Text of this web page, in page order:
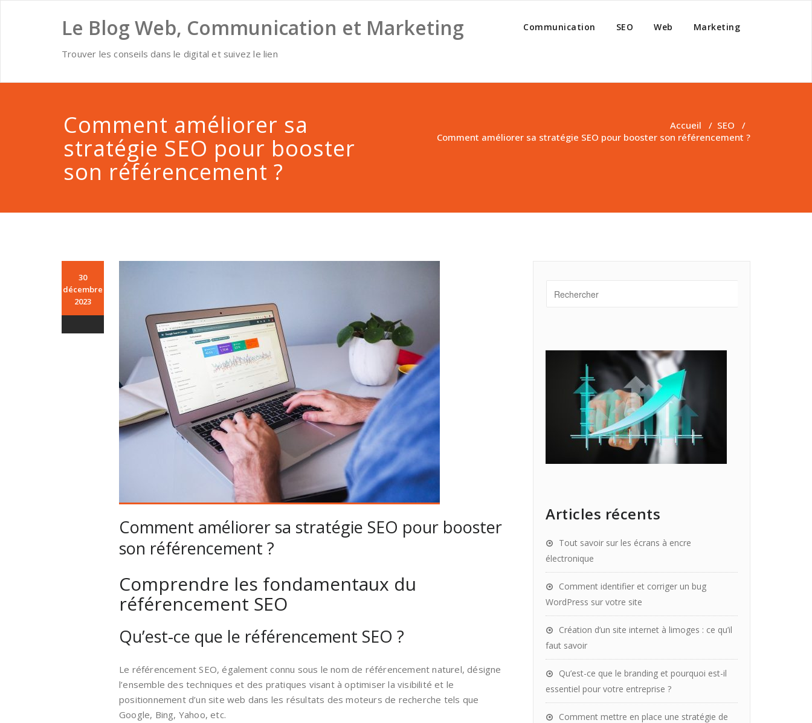
Le Blog Web, Communication et Marketing
Trouver les conseils dans le digital et suivez le lien
Communication SEO Web Marketing
Comment améliorer sa
stratégie SEO pour booster
son référencement ?
Accueil / SEO /
Comment améliorer sa stratégie SEO pour booster son référencement ?
30
décembre
2023
Comment améliorer sa stratégie SEO pour booster
son référencement ?
Comprendre les fondamentaux du
référencement SEO
Qu’est-ce que le référencement SEO ?
Le référencement SEO, également connu sous le nom de référencement naturel, désigne
l’ensemble des techniques et des pratiques visant à optimiser la visibilité et le
positionnement d’un site web dans les résultats des moteurs de recherche tels que
Google, Bing, Yahoo, etc.
Articles récents
Tout savoir sur les écrans à encre
électronique
Comment identifier et corriger un bug
WordPress sur votre site
Création d’un site internet à limoges : ce qu’il
faut savoir
Qu’est-ce que le branding et pourquoi est-il
essentiel pour votre entreprise ?
Comment mettre en place une stratégie de